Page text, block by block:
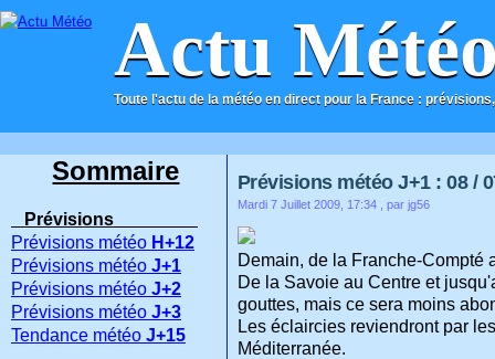
Actu
Toute l'actu de la météo en direct pour la France :
ACCUEIL CONTACT
Prévisions météo J+1 : 08 /
Mardi 7 Juillet 2009, 17:34 , par jg56
Demain, de la Franche-Compté
De la Savoie au Centre et
gouttes, mais ce sera moins
Les éclaircies reviendront par
Méditerranée.
Sommaire
Prévisions
Prévisions météo H+12
Prévisions météo J+1
Prévisions météo J+2
Prévisions météo J+3
Tendance météo J+15